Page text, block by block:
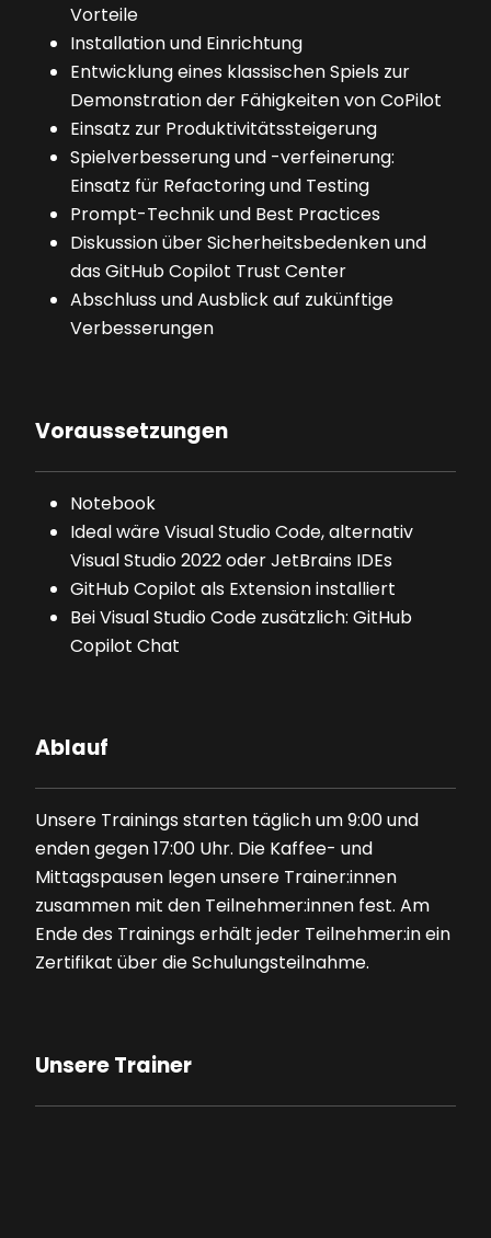
Vorteile
Installation und Einrichtung
Entwicklung eines klassischen Spiels zur
Demonstration der Fähigkeiten von CoPilot
Einsatz zur Produktivitätssteigerung
Spielverbesserung und -verfeinerung:
Einsatz für Refactoring und Testing
Prompt-Technik und Best Practices
Diskussion über Sicherheitsbedenken und
das GitHub Copilot Trust Center
Abschluss und Ausblick auf zukünftige
Verbesserungen
Voraussetzungen
Notebook
Ideal wäre Visual Studio Code, alternativ
Visual Studio 2022 oder JetBrains IDEs
GitHub Copilot als Extension installiert
Bei Visual Studio Code zusätzlich: GitHub
Copilot Chat
Ablauf
Unsere Trainings starten täglich um 9:00 und
enden gegen 17:00 Uhr. Die Kaffee- und
Mittagspausen legen unsere Trainer:innen
zusammen mit den Teilnehmer:innen fest. Am
Ende des Trainings erhält jeder Teilnehmer:in ein
Zertifikat über die Schulungsteilnahme.
Unsere Trainer